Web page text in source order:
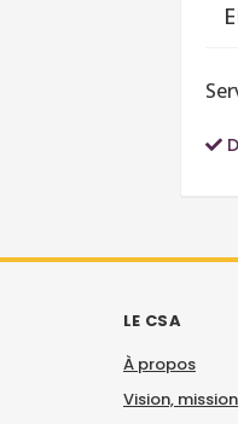
LE CSA
À propos
Vision,